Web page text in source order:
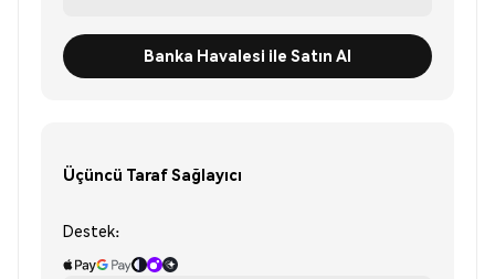
Banka Havalesi ile Satın Al
Üçüncü Taraf Sağlayıcı
Destek: